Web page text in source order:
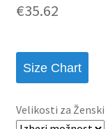
€35.62
Size Chart
Velikosti za Ženski